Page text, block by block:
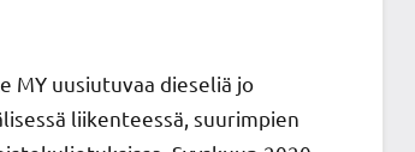
MY uusiutuvaa dieseliä jo
liikenteessä, suurimpien